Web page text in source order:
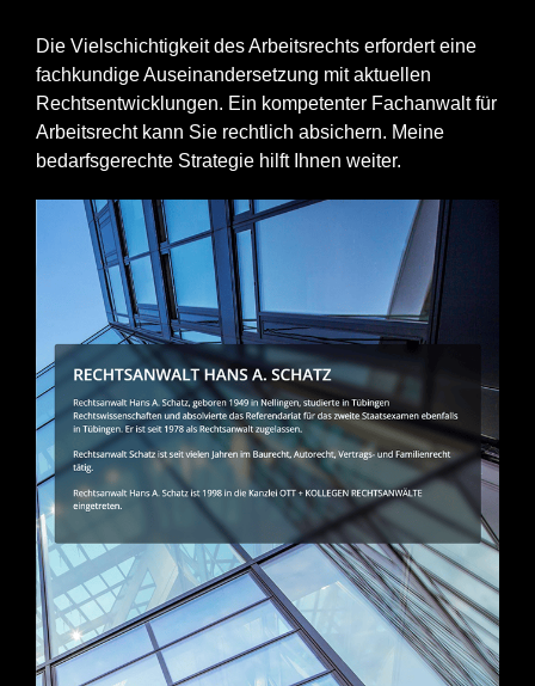
Die Vielschichtigkeit des Arbeitsrechts erfordert eine
fachkundige Auseinandersetzung mit aktuellen
Rechtsentwicklungen. Ein kompetenter Fachanwalt für
Arbeitsrecht kann Sie rechtlich absichern. Meine
bedarfsgerechte Strategie hilft Ihnen weiter.